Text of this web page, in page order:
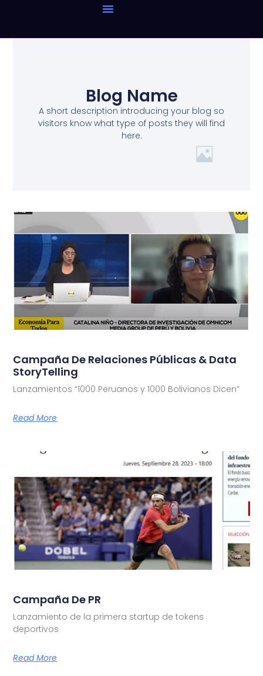
Blog Name
A short description introducing your blog so
visitors know what type of posts they will find
here.
Campaña De Relaciones Públicas & Data
StoryTelling
Lanzamientos “1000 Peruanos y 1000 Bolivianos Dicen”
Read More
Campaña De PR
Lanzamiento de la primera startup de tokens
deportivos
Read More